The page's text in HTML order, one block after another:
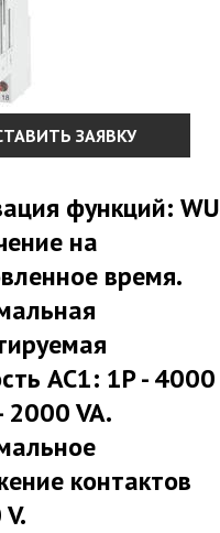
ЗАЯВКУ
функций: WU
на
время.
AC1: 1P - 4000
2000 VA.
контактов